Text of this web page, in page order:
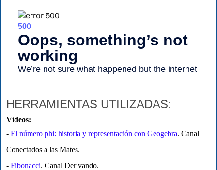
HERRAMIENTAS UTILIZADAS:
Vídeos:
- El número phi: historia y representación con Geogebra. Canal
Conectados a las Mates.
- Fibonacci. Canal Derivando.